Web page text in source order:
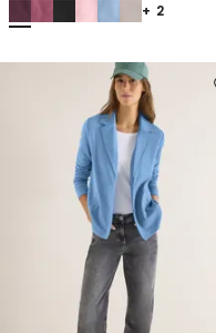
+ 2